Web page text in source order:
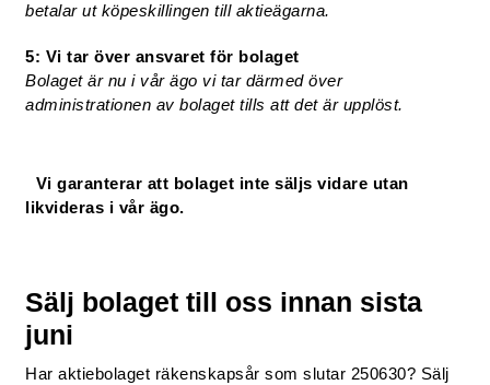
betalar ut köpeskillingen till aktieägarna.
5: Vi tar över ansvaret för bolaget
Bolaget är nu i vår ägo vi tar därmed över
administrationen av bolaget tills att det är upplöst.
Vi garanterar att bolaget inte säljs vidare utan
likvideras i vår ägo.
Sälj bolaget till oss innan sista
juni
Har aktiebolaget räkenskapsår som slutar 250630? Sälj